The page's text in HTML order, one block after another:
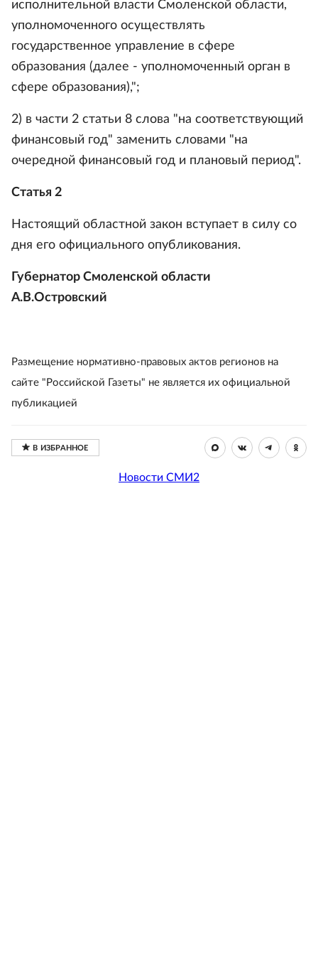
исполнительной власти Смоленской области,
уполномоченного осуществлять
государственное управление в сфере
образования (далее - уполномоченный орган в
сфере образования),";
2) в части 2 статьи 8 слова "на соответствующий
финансовый год" заменить словами "на
очередной финансовый год и плановый период".
Статья 2
Настоящий областной закон вступает в силу со
дня его официального опубликования.
Губернатор Смоленской области
А.В.Островский
Размещение нормативно-правовых актов регионов на
сайте "Российской Газеты" не является их официальной
публикацией
Новости СМИ2